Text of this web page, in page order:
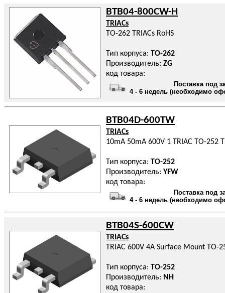
BTB04-800CW-H
TRIACs
TO-262 TRIACs RoHS
Тип корпуса: TO-262
Производитель: ZG
код товара:
Поставка под
4 - 6 недель (необходимо
BTB04D-600TW
TRIACs
10mA 50mA 600V 1 TRIAC TO-252
Тип корпуса: TO-252
Производитель: YFW
код товара:
Поставка под
4 - 6 недель (необходимо
BTB04S-600CW
TRIACs
TRIAC 600V 4A Surface Mount TO-
Тип корпуса: TO-252
Производитель: NH
код товара: